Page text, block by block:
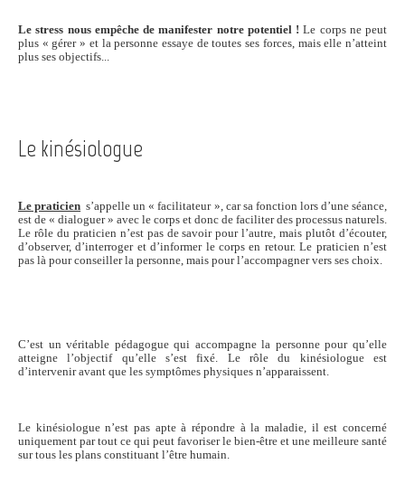
Le stress nous empêche de manifester notre potentiel !Le corps ne peut
plus « gérer » et la personne essaye de toutes ses forces, mais elle n’atteint
plus ses objectifs...
Le kinésiologue
Le praticien s’appelle un « facilitateur », car sa fonction lors d’une séance,
est de « dialoguer » avec le corps et donc de faciliter des processus naturels.
Le rôle du praticien n’est pas de savoir pour l’autre, mais plutôt d’écouter,
d’observer, d’interroger et d’informer le corps en retour. Le praticien n’est
pas là pour conseiller la personne, mais pour l’accompagner vers ses choix.
C’est un véritable pédagogue qui accompagne la personne pour qu’elle
atteigne l’objectif qu’elle s’est fixé. Le rôle du kinésiologue est
d’intervenir avant que les symptômes physiques n’apparaissent.
Le kinésiologue n’est pas apte à répondre à la maladie, il est concerné
uniquement par tout ce qui peut favoriser le bien-être et une meilleure santé
sur tous les plans constituant l’être humain.